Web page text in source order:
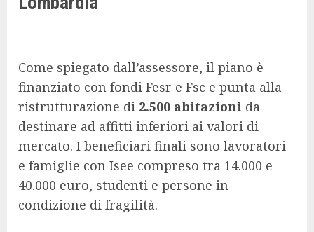
Come spiegato dall’assessore, il piano è
finanziato con fondi Fesr e Fsc e punta alla
ristrutturazione di 2.500 abitazioni da
destinare ad affitti inferiori ai valori di
mercato. I beneficiari finali sono lavoratori
e famiglie con Isee compreso tra 14.000 e
40.000 euro, studenti e persone in
condizione di fragilità.